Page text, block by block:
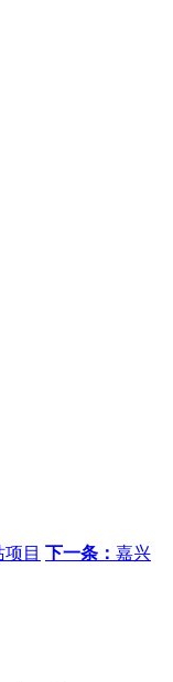
目 下一条： 嘉兴